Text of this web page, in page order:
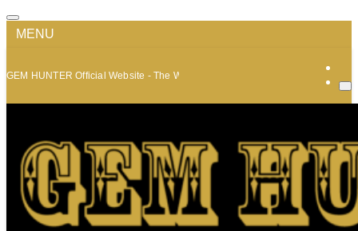
MENU
GEM HUNTER Official Website - The World of Minerals and Jewelry